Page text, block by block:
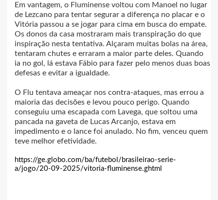
Em vantagem, o Fluminense voltou com Manoel no lugar
de Lezcano para tentar segurar a diferença no placar e o
Vitória passou a se jogar para cima em busca do empate.
Os donos da casa mostraram mais transpiração do que
inspiração nesta tentativa. Alçaram muitas bolas na área,
tentaram chutes e erraram a maior parte deles. Quando
ia no gol, lá estava Fábio para fazer pelo menos duas boas
defesas e evitar a igualdade.
O Flu tentava ameaçar nos contra-ataques, mas errou a
maioria das decisões e levou pouco perigo. Quando
conseguiu uma escapada com Lavega, que soltou uma
pancada na gaveta de Lucas Arcanjo, estava em
impedimento e o lance foi anulado. No fim, venceu quem
teve melhor efetividade.
https://ge.globo.com/ba/futebol/brasileirao-serie-
a/jogo/20-09-2025/vitoria-fluminense.ghtml